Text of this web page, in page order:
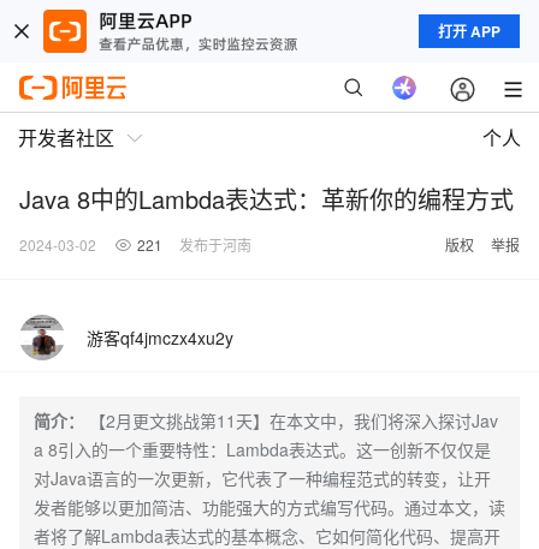
打开 APP
开发者社区 个人
Java 8中的Lambda表达式：革新你的编程方式
2024-03-02 221 发布于河南 版权 举报
游客qf4jmczx4xu2y
简介：
【2月更文挑战第11天】在本文中，我们将深入探讨Jav
a 8引入的一个重要特性：Lambda表达式。这一创新不仅仅是
对Java语言的一次更新，它代表了一种编程范式的转变，让开
发者能够以更加简洁、功能强大的方式编写代码。通过本文，读
者将了解Lambda表达式的基本概念、它如何简化代码、提高开